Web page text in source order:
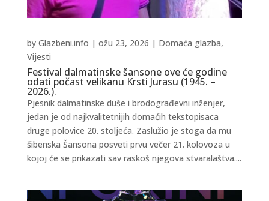
Festival dalmatinske šansone ove će godine
odati počast velikanu Krsti Jurasu (1945. –
2026.).
by Glazbeni.info | ožu 23, 2026 | Domaća glazba,
Vijesti
Pjesnik dalmatinske duše i brodograđevni inženjer,
jedan je od najkvalitetnijih domaćih tekstopisaca
druge polovice 20. stoljeća. Zaslužio je stoga da mu
šibenska Šansona posveti prvu večer 21. kolovoza u
kojoj će se prikazati sav raskoš njegova stvaralaštva....